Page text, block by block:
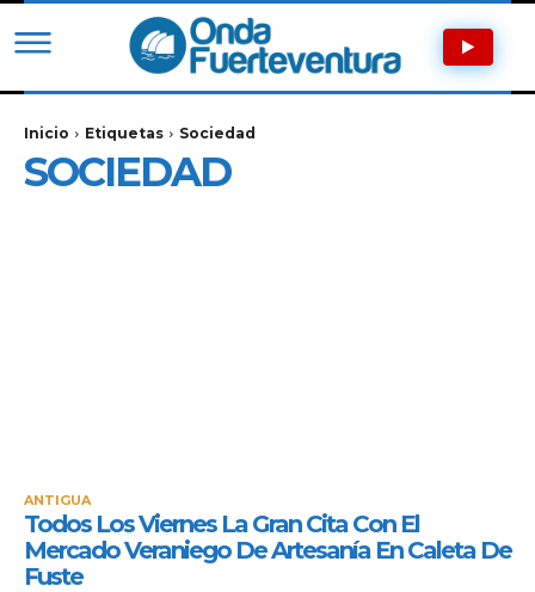
Inicio Etiquetas Sociedad
SOCIEDAD
ANTIGUA
Todos Los Viernes La Gran Cita Con El
Mercado Veraniego De Artesanía En Caleta De
Fuste